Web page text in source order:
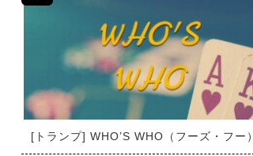
[トランプ] WHO’S WHO（フーズ・フー）